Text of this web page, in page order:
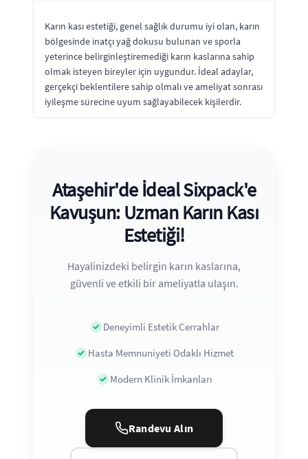
Karın kası estetiği, genel sağlık durumu iyi olan, karın
bölgesinde inatçı yağ dokusu bulunan ve sporla
yeterince belirginleştiremediği karın kaslarına sahip
olmak isteyen bireyler için uygundur. İdeal adaylar,
gerçekçi beklentilere sahip olmalı ve ameliyat sonrası
iyileşme sürecine uyum sağlayabilecek kişilerdir.
Ataşehir'de İdeal Sixpack'e
Kavuşun: Uzman Karın Kası
Estetiği!
Hayalinizdeki belirgin karın kaslarına,
güvenli ve etkili bir ameliyatla ulaşın.
Deneyimli Estetik Cerrahlar
Hasta Memnuniyeti Odaklı Hizmet
Modern Klinik İmkanları
Randevu Alın